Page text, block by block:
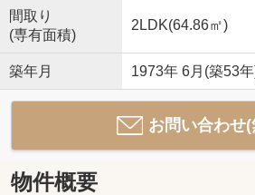
間取り
(専有面積)
2LDK(64.86㎡)
築年月 1973年 6月(築53
お問い合わせ(
物件概要